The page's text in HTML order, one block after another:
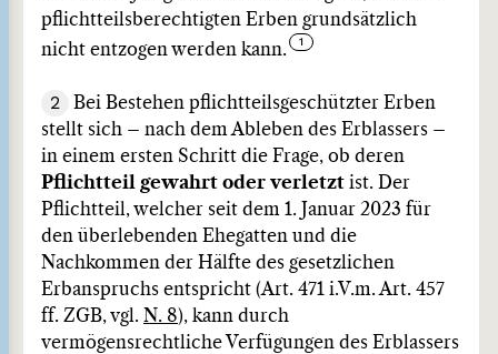
pflichtteilsberechtigten Erben grundsätzlich
nicht entzogen werden kann.
2
Bei Bestehen pflichtteilsgeschützter Erben
stellt sich – nach dem Ableben des Erblassers –
in einem ersten Schritt die Frage, ob deren
Pflichtteil gewahrt oder verletzt ist. Der
Pflichtteil, welcher seit dem 1. Januar 2023 für
den überlebenden Ehegatten und die
Nachkommen der Hälfte des gesetzlichen
Erbanspruchs entspricht (Art. 471 i.V.m. Art. 457
ff. ZGB, vgl. N. 8), kann durch
vermögensrechtliche Verfügungen des Erblassers